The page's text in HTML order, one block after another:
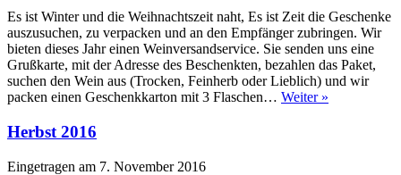
Es ist Winter und die Weihnachtszeit naht, Es ist Zeit die Geschenke
auszusuchen, zu verpacken und an den Empfänger zubringen. Wir
bieten dieses Jahr einen Weinversandservice. Sie senden uns eine
Grußkarte, mit der Adresse des Beschenkten, bezahlen das Paket,
suchen den Wein aus (Trocken, Feinherb oder Lieblich) und wir
packen einen Geschenkkarton mit 3 Flaschen… Weiter »
Herbst 2016
Eingetragen am 7. November 2016